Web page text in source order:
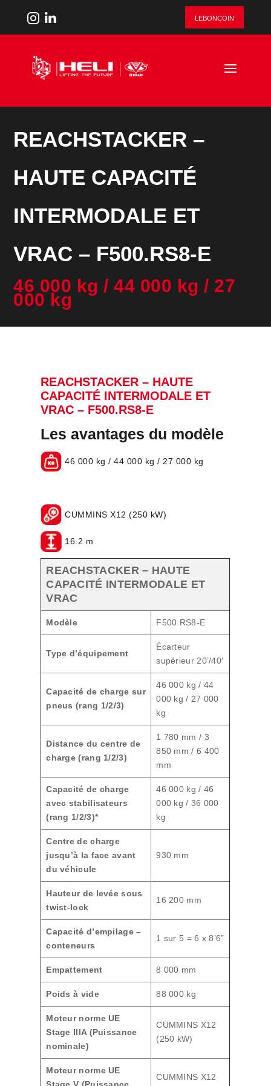
leboncoin
REACHSTACKER –
HAUTE CAPACITÉ
INTERMODALE ET
VRAC – F500.RS8-E
46 000 kg / 44 000 kg / 27
000 kg
REACHSTACKER – HAUTE
CAPACITÉ INTERMODALE ET
VRAC – F500.RS8-E
Les avantages du modèle
46 000 kg / 44 000 kg / 27 000 kg
CUMMINS X12 (250 kW)
16.2 m
REACHSTACKER – HAUTE
CAPACITÉ INTERMODALE ET
VRAC
Modèle F500.RS8-E
Type d’équipement
Écarteur
supérieur 20’/40′
Capacité de charge sur
pneus (rang 1/2/3)
46 000 kg / 44
000 kg / 27 000
kg
Distance du centre de
charge (rang 1/2/3)
1 780 mm / 3
850 mm / 6 400
mm
Capacité de charge
avec stabilisateurs
(rang 1/2/3)*
46 000 kg / 46
000 kg / 36 000
kg
Centre de charge
jusqu’à la face avant
du véhicule
930 mm
Hauteur de levée sous
twist-lock
16 200 mm
Capacité d’empilage –
conteneurs
1 sur 5 = 6 x 8’6”
Empattement 8 000 mm
Poids à vide 88 000 kg
Moteur norme UE
Stage IIIA (Puissance
nominale)
CUMMINS X12
(250 kW)
Moteur norme UE
Stage V (Puissance
CUMMINS X12